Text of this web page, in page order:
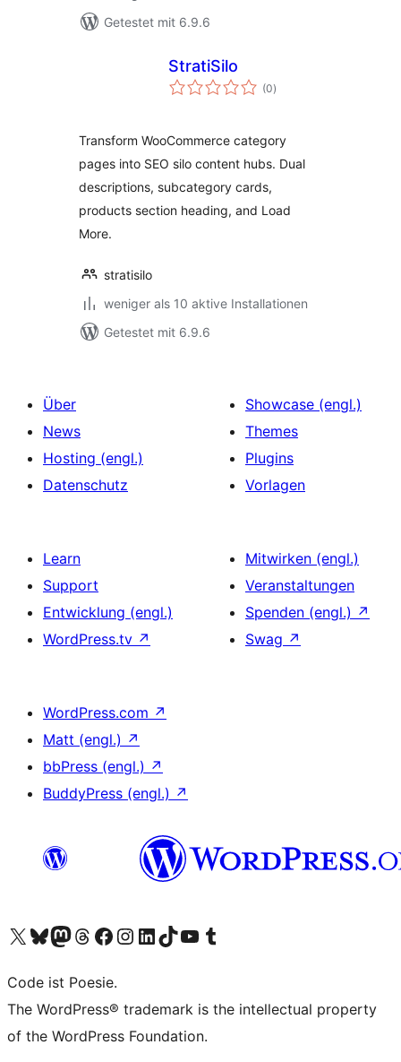
Getestet mit 6.9.6
StratiSilo
(0Bewertungen
insgesamt
)
Transform WooCommerce category
pages into SEO silo content hubs. Dual
descriptions, subcategory cards,
products section heading, and Load
More.
stratisilo
weniger als 10 aktive Installationen
Getestet mit 6.9.6
Über
News
Hosting (engl.)
Datenschutz
Showcase (engl.)
Themes
Plugins
Vorlagen
Learn
Support
Entwicklung (engl.)
WordPress.tv ↗
Mitwirken (engl.)
Veranstaltungen
Spenden (engl.) ↗
Swag ↗
WordPress.com ↗
Matt (engl.) ↗
bbPress (engl.) ↗
BuddyPress (engl.) ↗
Unser X-Konto (früher Twitter) besuchen
Unser Bluesky-Konto besuchen
Unser Mastodon-Konto besuchen
Unser Threads-Konto besuchen
Unsere Facebook-Seite besuchen
Unser Instagram-Konto besuchen
Unser LinkedIn-Konto besuchen
Unser TikTok-Konto besuchen
Unseren YouTube-Kanal besuchen
Unser Tumblr-Konto besuchen
Code ist Poesie.
The WordPress® trademark is the intellectual property
of the WordPress Foundation.